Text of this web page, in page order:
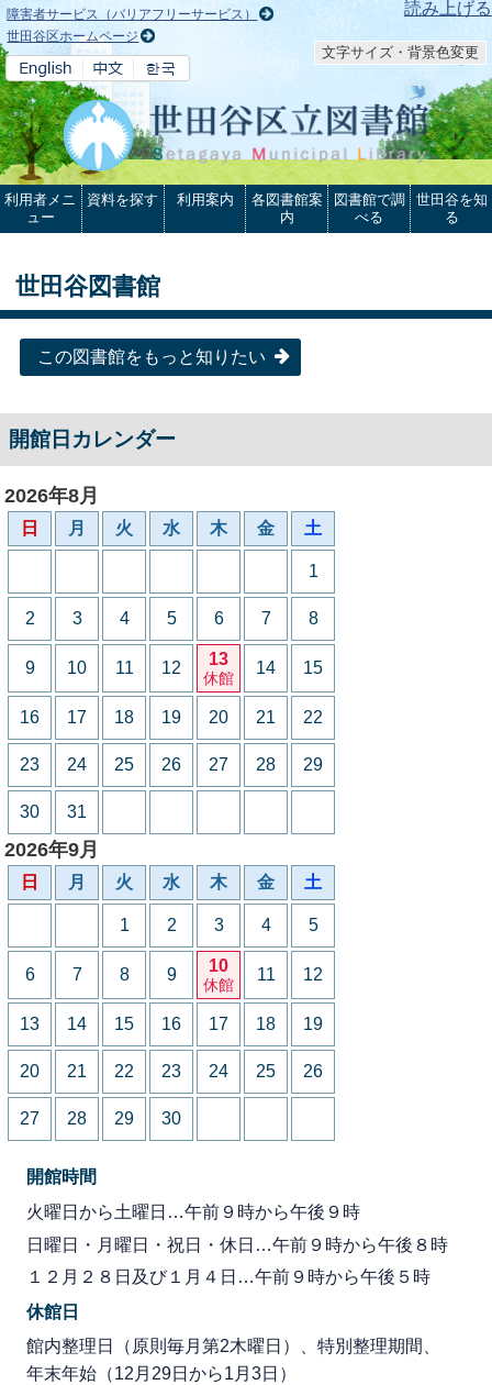
本文へ 読み上げる
障害者サービス（バリアフリーサービス）
世田谷区ホームページ
文字サイズ・背景色変更
利用者メニ
ュー
資料を探す 利用案内
各図書館案
内
図書館で調
べる
世田谷を知
る
世田谷図書館
この図書館をもっと知りたい
開館日カレンダー
2026年8月
日 月 火 水 木 金 土
1
2 3 4 5 6 7 8
9 10 11 12 13
休館
14 15
16 17 18 19 20 21 22
23 24 25 26 27 28 29
30 31
2026年9月
日 月 火 水 木 金 土
1 2 3 4 5
6 7 8 9 10
休館
11 12
13 14 15 16 17 18 19
20 21 22 23 24 25 26
27 28 29 30
開館時間
火曜日から土曜日…午前９時から午後９時
日曜日・月曜日・祝日・休日…午前９時から午後８時
１２月２８日及び１月４日…午前９時から午後５時
休館日
館内整理日（原則毎月第2木曜日）、特別整理期間、
年末年始（12月29日から1月3日）